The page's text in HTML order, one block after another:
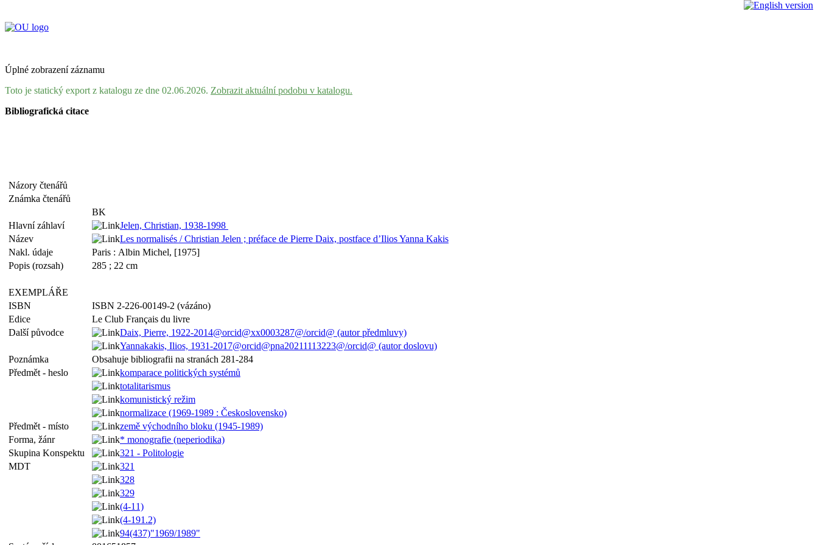
Úplné zobrazení záznamu
Toto je statický export z katalogu ze dne 02.06.2026. Zobrazit aktuální podobu v katalogu.
Bibliografická citace
Názory čtenářů
Známka čtenářů
BK
Hlavní záhlaví
Jelen, Christian, 1938-1998
Název
Les normalisés / Christian Jelen ; préface de Pierre Daix, postface d’Ilios Yanna Kakis
Nakl. údaje
Paris : Albin Michel, [1975]
Popis (rozsah)
285 ; 22 cm
EXEMPLÁŘE
ISBN
ISBN 2-226-00149-2 (vázáno)
Edice
Le Club Français du livre
Další původce
Daix, Pierre, 1922-2014@orcid@xx0003287@/orcid@ (autor předmluvy)
Yannakakis, Ilios, 1931-2017@orcid@pna20211113223@/orcid@ (autor doslovu)
Poznámka
Obsahuje bibliografii na stranách 281-284
Předmět - heslo
komparace politických systémů
totalitarismus
komunistický režim
normalizace (1969-1989 : Československo)
Předmět - místo
země východního bloku (1945-1989)
Forma, žánr
* monografie (neperiodika)
Skupina Konspektu
321 - Politologie
MDT
321
328
329
(4-11)
(4-191.2)
94(437)"1969/1989"